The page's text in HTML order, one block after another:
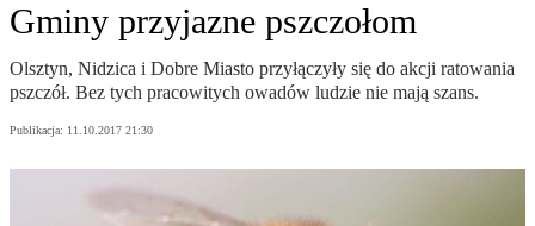
Gminy przyjazne pszczołom
Olsztyn, Nidzica i Dobre Miasto przyłączyły się do akcji ratowania
pszczół. Bez tych pracowitych owadów ludzie nie mają szans.
Publikacja: 11.10.2017 21:30